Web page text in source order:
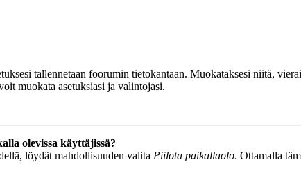
tallennetaan foorumin tietokantaan. Muokataksesi niitä,
muokata asetuksiasi ja valintojasi.
olevissa käyttäjissä?
löydät mahdollisuuden valita Piilota paikallaolo. Ottamalla